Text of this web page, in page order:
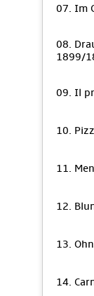
07. Im
08.
1899/
09. Il
10.
11.
12.
13.
14.